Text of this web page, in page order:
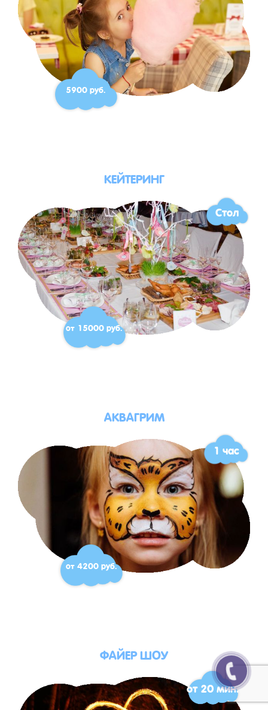
5900 руб.
КЕЙТЕРИНГ
Стол
от 15000 руб.
АКВАГРИМ
1 час
от 4200 руб.
ФАЙЕР ШОУ
от 20 мин.